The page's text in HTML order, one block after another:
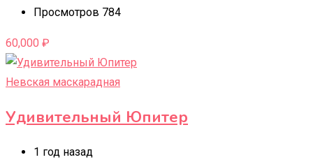
Просмотров 784
60,000 ₽
Невская маскарадная
Удивительный Юпитер
1 год назад